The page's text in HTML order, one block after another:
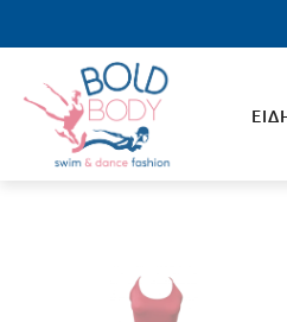
Ανδρικά